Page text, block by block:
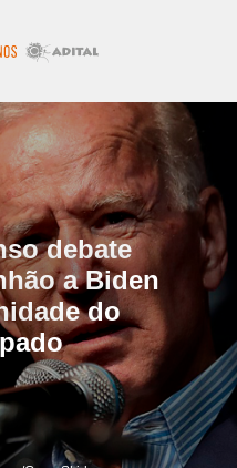
debate
a Biden
do